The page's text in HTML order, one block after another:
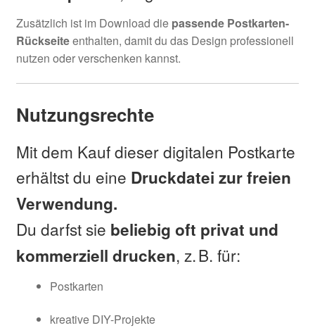
Zusätzlich ist im Download die passende Postkarten-
Rückseiteenthalten, damit du das Design professionell
nutzen oder verschenken kannst.
Nutzungsrechte
Mit dem Kauf dieser digitalen Postkarte
erhältst du eine Druckdatei zur freien
Verwendung.
Du darfst sie beliebig oft privat und
kommerziell drucken, z. B. für:
Postkarten
kreative DIY-Projekte